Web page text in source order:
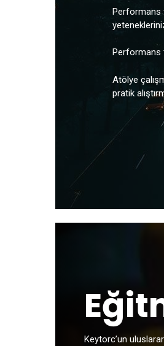
Performans
Performans
Atölye
pratik
Keytorc’un